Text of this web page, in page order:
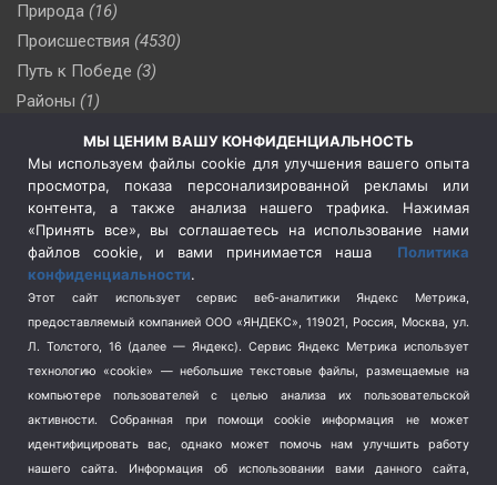
Природа (16)
Происшествия (4530)
Путь к Победе (3)
Районы (1)
(510)
Сельское хозяйство (3)
Социальная политика
(3)
Спецоперация в Украине
Спецоперация на Украине
(404)
Спорт (740)
Терроризм (1)
Транспорт (262)
Туризм (178)
МЫ ЦЕНИМ ВАШУ КОНФИДЕНЦИАЛЬНОСТЬ
Мы используем файлы cookie для улучшения вашего опыта
просмотра, показа персонализированной рекламы или
контента, а также анализа нашего трафика. Нажимая
«Принять все», вы соглашаетесь на использование нами
файлов cookie, и вами принимается наша Политика
конфиденциальности.
Этот сайт использует сервис веб-аналитики Яндекс Метрика,
предоставляемый компанией ООО «ЯНДЕКС», 119021, Россия, Москва, ул.
Л. Толстого, 16 (далее — Яндекс). Сервис Яндекс Метрика использует
технологию «cookie» — небольшие текстовые файлы, размещаемые на
компьютере пользователей с целью анализа их пользовательской
активности.
Собранная при помощи cookie информация не может
идентифицировать вас, однако может помочь нам улучшить работу
нашего сайта. Информация об использовании вами данного сайта,